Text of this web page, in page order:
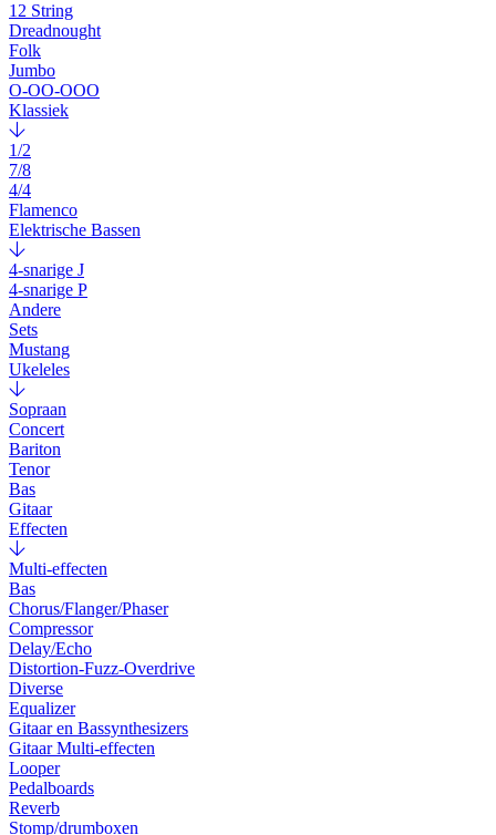
12 String
Dreadnought
Folk
Jumbo
O-OO-OOO
Klassiek
1/2
7/8
4/4
Flamenco
Elektrische Bassen
4-snarige J
4-snarige P
Andere
Sets
Mustang
Ukeleles
Sopraan
Concert
Bariton
Tenor
Bas
Gitaar
Effecten
Multi-effecten
Bas
Chorus/Flanger/Phaser
Compressor
Delay/Echo
Distortion-Fuzz-Overdrive
Diverse
Equalizer
Gitaar en Bassynthesizers
Gitaar Multi-effecten
Looper
Pedalboards
Reverb
Stomp/drumboxen